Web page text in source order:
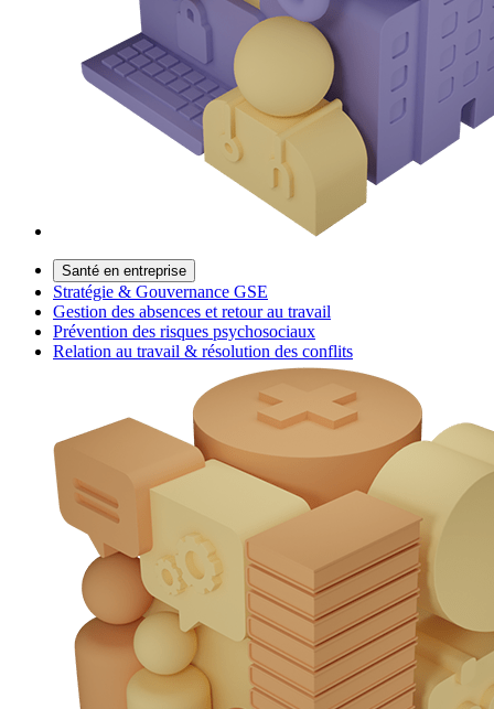
Santé en entreprise
Stratégie & Gouvernance GSE
Gestion des absences et retour au travail
Prévention des risques psychosociaux
Relation au travail & résolution des conflits